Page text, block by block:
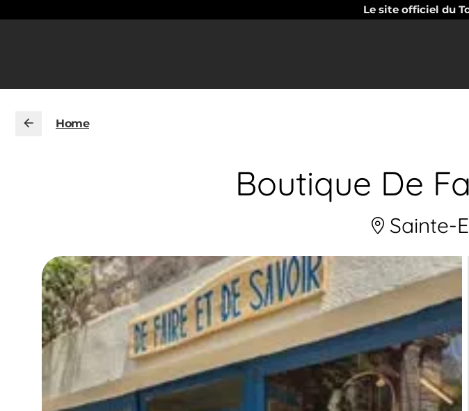
Le site officiel du
Home
Boutique De
Sainte-